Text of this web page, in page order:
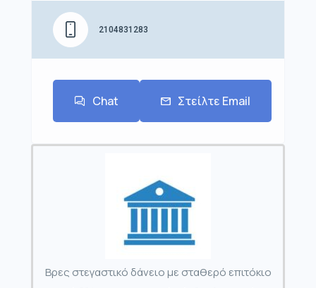
2104831283
Chat Στείλτε Email
Βρες στεγαστικό δάνειο με σταθερό επιτόκιο